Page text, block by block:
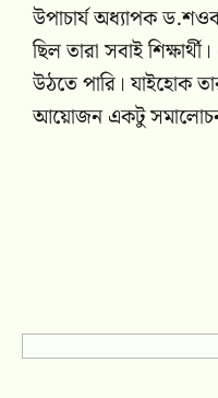
উপাচার্য অধ্যাপক
ছিল তারা সবাই
উঠতে পারি। যাইহোক
আয়োজন একটু